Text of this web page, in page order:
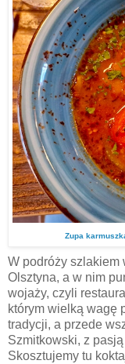
Zupa
W podróży szlakiem
Olsztyna, a w nim
wojaży, czyli
którym wielką wagę
tradycji, a przede
Szmitkowski, z
Skosztujemy tu